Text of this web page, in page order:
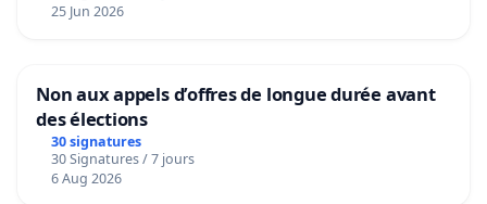
25 Jun 2026
Non aux appels d’offres de longue durée avant
des élections
30 signatures
30 Signatures / 7 jours
6 Aug 2026